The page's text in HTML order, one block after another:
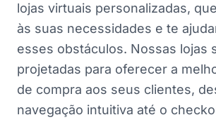
lojas virtuais personalizadas,
às suas necessidades e te
esses obstáculos. Nossas lojas
projetadas para oferecer a
de compra aos seus clientes,
navegação intuitiva até o